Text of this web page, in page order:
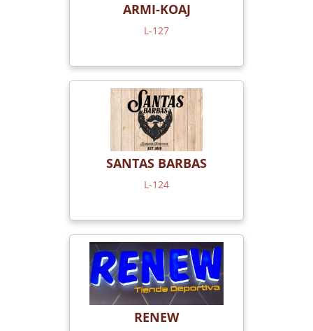
ARMI-KOAJ
L-127
SANTAS BARBAS
L-124
RENEW